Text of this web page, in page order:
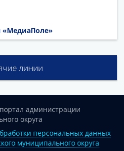
«МедиаПоле»
линии
администрации
округа
персональных данных
муниципального округа